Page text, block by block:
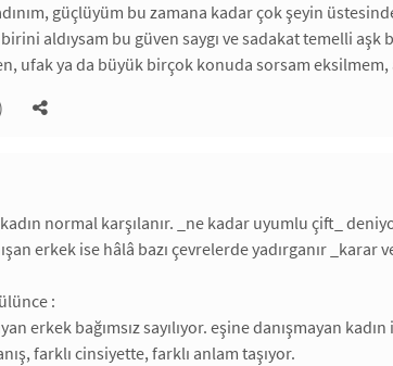
güçlüyüm bu zamana kadar çok şeyin
birini aldıysam bu güven saygı ve sadakat temelli
ufak ya da büyük birçok konuda sorsam eksilmem,
normal karşılanır. _ne kadar uyumlu çift_
erkek ise hâlâ bazı çevrelerde yadırganır _karar
:
erkek bağımsız sayılıyor. eşine danışmayan
farklı cinsiyette, farklı anlam taşıyor.